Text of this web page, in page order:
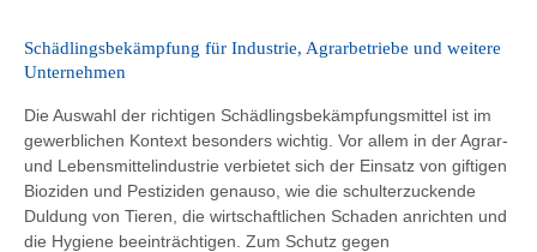
Schädlingsbekämpfung für Industrie, Agrarbetriebe und weitere
Unternehmen
Die Auswahl der richtigen Schädlingsbekämpfungsmittel ist im
gewerblichen Kontext besonders wichtig. Vor allem in der Agrar-
und Lebensmittelindustrie verbietet sich der Einsatz von giftigen
Bioziden und Pestiziden genauso, wie die schulterzuckende
Duldung von Tieren, die wirtschaftlichen Schaden anrichten und
die Hygiene beeinträchtigen. Zum Schutz gegen